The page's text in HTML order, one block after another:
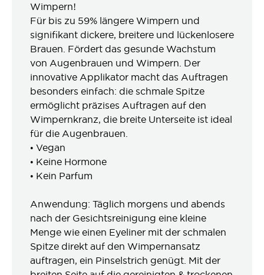
Wimpern!
Für bis zu 59% längere Wimpern und
signifikant dickere, breitere und lückenlosere
Brauen. Fördert das gesunde Wachstum
von Augenbrauen und Wimpern. Der
innovative Applikator macht das Auftragen
besonders einfach: die schmale Spitze
ermöglicht präzises Auftragen auf den
Wimpernkranz, die breite Unterseite ist ideal
für die Augenbrauen.
• Vegan
• Keine Hormone
• Kein Parfum
Anwendung: Täglich morgens und abends
nach der Gesichtsreinigung eine kleine
Menge wie einen Eyeliner mit der schmalen
Spitze direkt auf den Wimpernansatz
auftragen, ein Pinselstrich genügt. Mit der